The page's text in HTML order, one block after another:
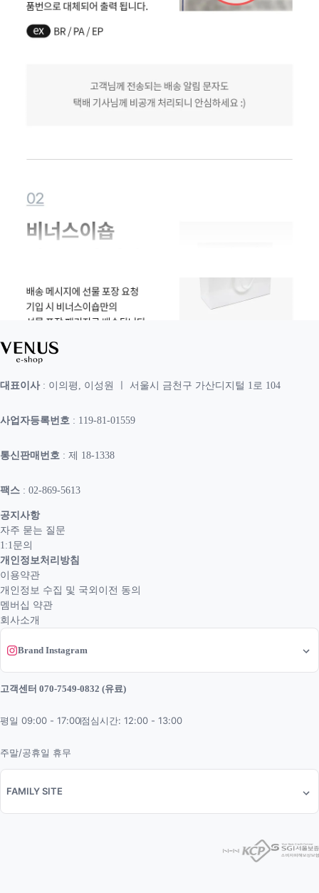
대표이사: 이의평, 이성원 ㅣ 서울시 금천구 가산디지털 1로 104
사업자등록번호 : 119-81-01559
통신판매번호 : 제 18-1338
팩스 : 02-869-5613
공지사항
자주 묻는 질문
1:1문의
개인정보처리방침
이용약관
개인정보 수집 및 국외이전 동의
멤버십 약관
회사소개
Brand Instagram
고객센터 070-7549-0832 (유료)
평일 09:00 - 17:00점심시간: 12:00 - 13:00
주말/공휴일 휴무
FAMILY SITE